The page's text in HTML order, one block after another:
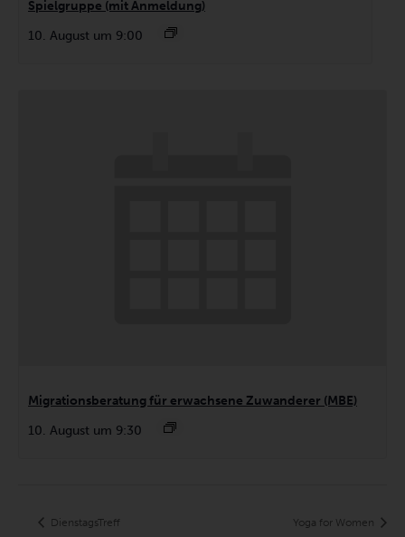
Spielgruppe (mit Anmeldung)
10. August um 9:00
Migrationsberatung für erwachsene Zuwanderer (MBE)
10. August um 9:30
DienstagsTreff Yoga for Women